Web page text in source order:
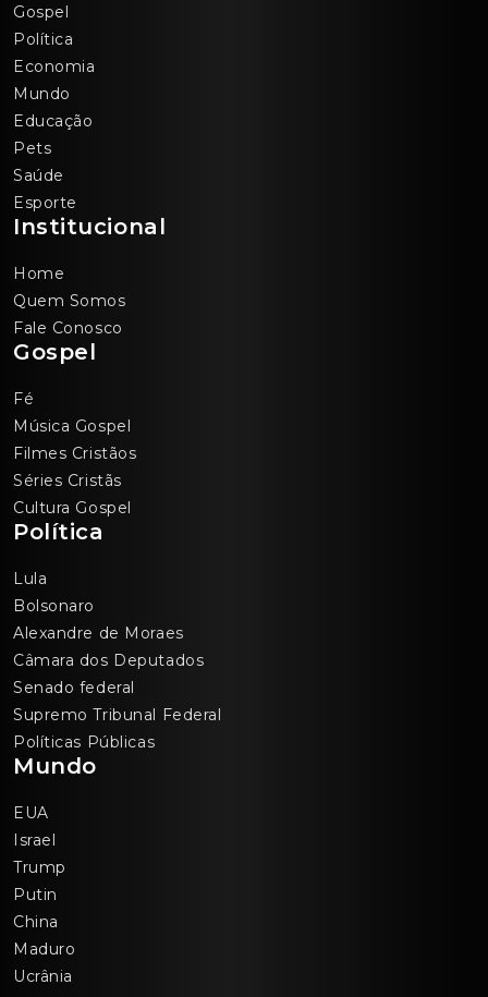
Gospel
Política
Economia
Mundo
Educação
Pets
Saúde
Esporte
Institucional
Home
Quem Somos
Fale Conosco
Gospel
Fé
Música Gospel
Filmes Cristãos
Séries Cristãs
Cultura Gospel
Política
Lula
Bolsonaro
Alexandre de Moraes
Câmara dos Deputados
Senado federal
Supremo Tribunal Federal
Políticas Públicas
Mundo
EUA
Israel
Trump
Putin
China
Maduro
Ucrânia